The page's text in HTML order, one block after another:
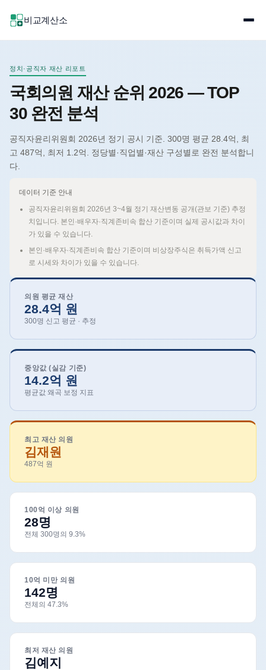
비교계산소
정치·공직자 재산 리포트
국회의원 재산 순위 2026 — TOP
30 완전 분석
공직자윤리위원회 2026년 정기 공시 기준. 300명 평균 28.4억, 최
고 487억, 최저 1.2억. 정당별·직업별·재산 구성별로 완전 분석합니
다.
데이터 기준 안내
공직자윤리위원회 2026년 3~4월 정기 재산변동 공개(관보 기준) 추정
치입니다. 본인·배우자·직계존비속 합산 기준이며 실제 공시값과 차이
가 있을 수 있습니다.
본인·배우자·직계존비속 합산 기준이며 비상장주식은 취득가액 신고
로 시세와 차이가 있을 수 있습니다.
의원 평균 재산
28.4억 원
300명 신고 평균 · 추정
중앙값 (실감 기준)
14.2억 원
평균값 왜곡 보정 지표
최고 재산 의원
김재원
487억 원
100억 이상 의원
28명
전체 300명의 9.3%
10억 미만 의원
142명
전체의 47.3%
최저 재산 의원
김예지